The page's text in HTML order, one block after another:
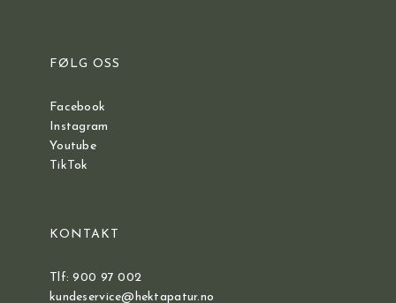
FØLG OSS
Facebook
Instagram
Youtube
TikTok
KONTAKT
Tlf: 900 97 002
kundeservice@hektapatur.no